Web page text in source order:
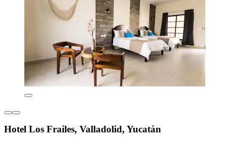
Hotel Los Frailes, Valladolid, Yucatán